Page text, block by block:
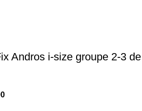
Andros i-size groupe 2-3 de